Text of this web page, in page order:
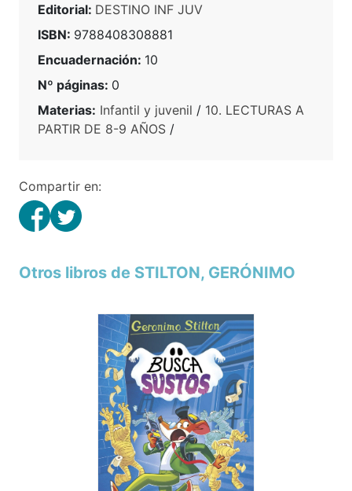
Editorial: DESTINO INF JUV
ISBN: 9788408308881
Encuadernación: 10
Nº páginas: 0
Materias: Infantil y juvenil / 10. LECTURAS A
PARTIR DE 8-9 AÑOS /
Compartir en:
Otros libros de STILTON, GERÓNIMO